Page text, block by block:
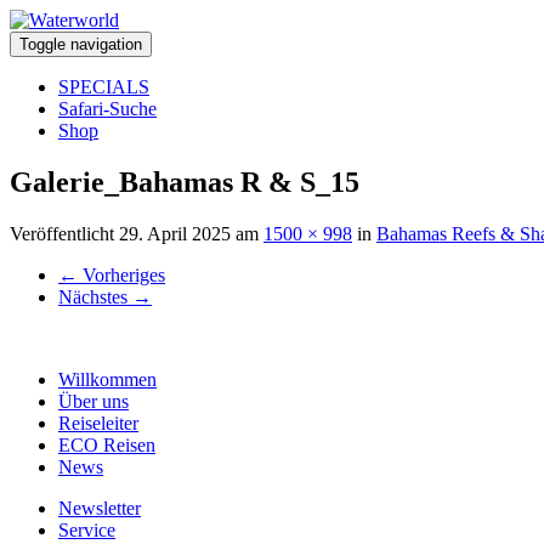
Toggle navigation
SPECIALS
Safari-Suche
Shop
Galerie_Bahamas R & S_15
Veröffentlicht 29. April 2025 am 1500 × 998 in Bahamas Reefs &
← Vorheriges
Nächstes →
Willkommen
Über uns
Reiseleiter
ECO Reisen
News
Newsletter
Service